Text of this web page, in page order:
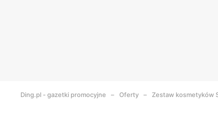
Ding.pl - gazetki promocyjne Oferty Zestaw kosmetyków